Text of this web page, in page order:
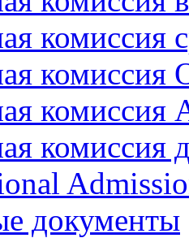
комиссия
комиссия
комиссия
комиссия
документы